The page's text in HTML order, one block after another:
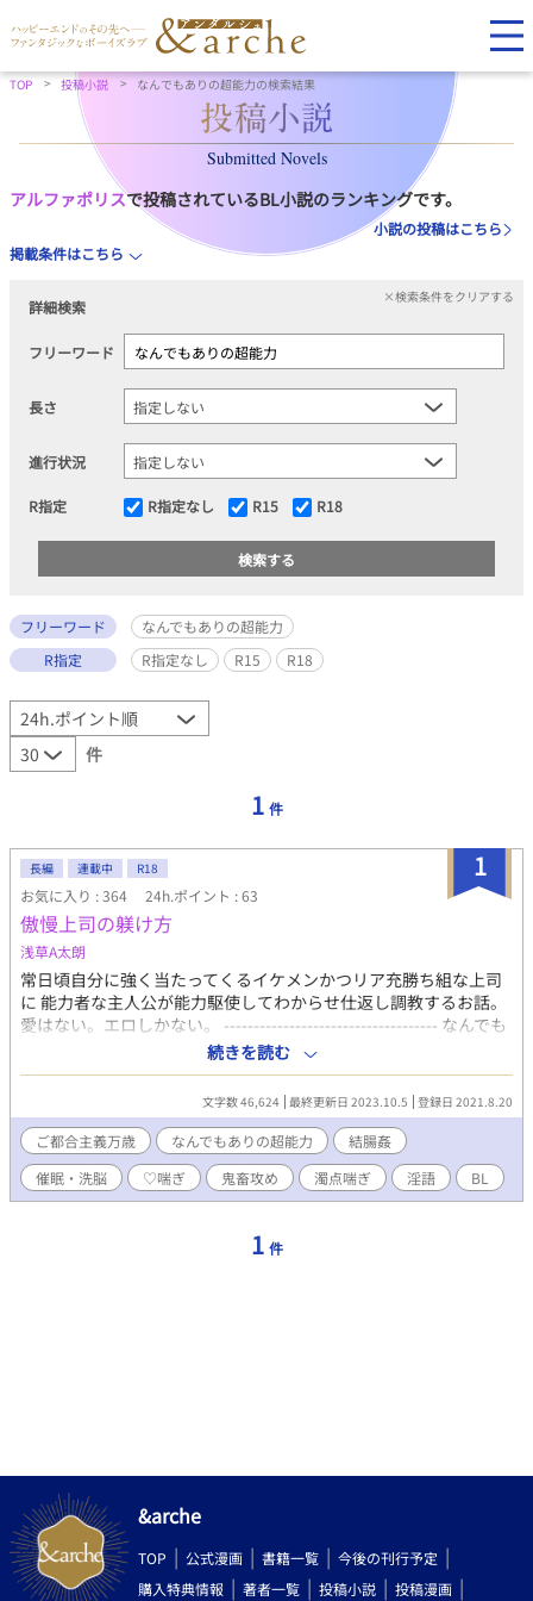
TOP 投稿小説 なんでもありの超能力の検索結果
Submitted Novels
アルファポリスで投稿されているBL小説のランキングです。
小説の投稿はこちら
掲載条件はこちら
詳細検索
×検索条件をクリアする
フリーワード
長さ
進行状況
R指定 R指定なし R15 R18
フリーワード
なんでもありの超能力
R指定
R指定なし R15 R18
件
1 件
1
長編 連載中 R18
お気に入り : 364 24h.ポイント : 63
傲慢上司の躾け方
浅草A太朗
常日頃自分に強く当たってくるイケメンかつリア充勝ち組な上司
に 能力者な主人公が能力駆使してわからせ仕返し調教するお話。
愛はない。エロしかない。 ------------------------------------ なんでも
許せる人向け ご都合主義かつ性癖地雷原の上でタップダンス踊っ
ているような内容なので、だめなら早々に避難して下さい。 登場
人物には屑しかいません。 エロはファンタジー。 タグにこれ入れ
とけってのあったら教えて下さい。 エロ練習作。不定期更新。 ---
--------------------------------- お気に入り200突破ありがとうござい
ます。
続きを読む
文字数 46,624 最終更新日 2023.10.5 登録日 2021.8.20
ご都合主義万歳 なんでもありの超能力
結腸姦
催眠・洗脳
♡喘ぎ 鬼畜攻め 濁点喘ぎ 淫語 BL
1 件
&arche
TOP 公式漫画 書籍一覧
今後の刊行予定
購入特典情報
著者一覧 投稿小説 投稿漫画